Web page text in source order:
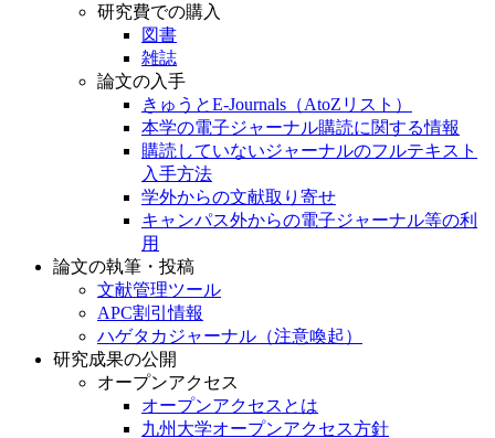
研究費での購入
図書
雑誌
論文の入手
きゅうとE-Journals（AtoZリスト）
本学の電子ジャーナル購読に関する情報
購読していないジャーナルのフルテキスト
入手方法
学外からの文献取り寄せ
キャンパス外からの電子ジャーナル等の利
用
論文の執筆・投稿
文献管理ツール
APC割引情報
ハゲタカジャーナル（注意喚起）
研究成果の公開
オープンアクセス
オープンアクセスとは
九州大学オープンアクセス方針